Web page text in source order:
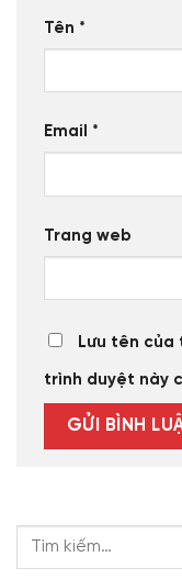
Tên *
Email *
Trang web
Lưu tên
trình duyệt này